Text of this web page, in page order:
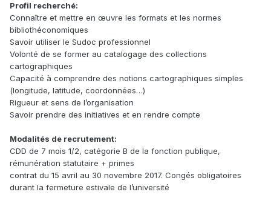
Profil recherché:
Connaître et mettre en œuvre les formats et les normes
bibliothéconomiques
Savoir utiliser le Sudoc professionnel
Volonté de se former au catalogage des collections
cartographiques
Capacité à comprendre des notions cartographiques simples
(longitude, latitude, coordonnées…)
Rigueur et sens de l’organisation
Savoir prendre des initiatives et en rendre compte
Modalités de recrutement:
CDD de 7 mois 1/2, catégorie B de la fonction publique,
rémunération statutaire + primes
contrat du 15 avril au 30 novembre 2017. Congés obligatoires
durant la fermeture estivale de l’université